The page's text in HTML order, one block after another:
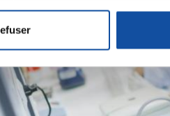
à tout moment à partir de la
peuvent combiner celles-ci
utilisation de leurs services.